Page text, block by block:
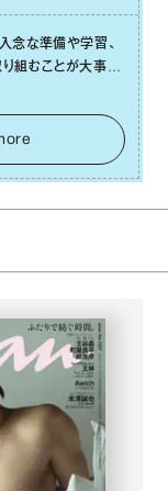
念な準備や学習、
組むことが⼤事な
夫をしたり、あなた
わることに時間を
とエネルギーを蓄
ましょう。